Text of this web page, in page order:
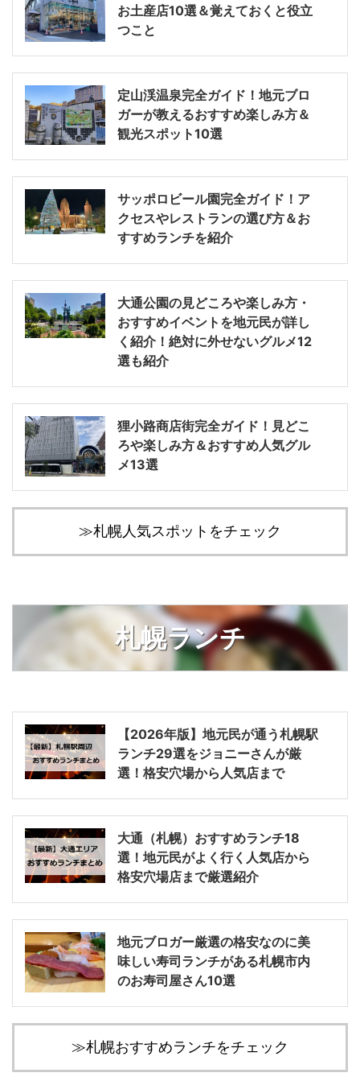
お土産店10選＆覚えておくと役立
つこと
定山渓温泉完全ガイド！地元ブロ
ガーが教えるおすすめ楽しみ方＆
観光スポット10選
サッポロビール園完全ガイド！ア
クセスやレストランの選び方＆お
すすめランチを紹介
大通公園の見どころや楽しみ方・
おすすめイベントを地元民が詳し
く紹介！絶対に外せないグルメ12
選も紹介
狸小路商店街完全ガイド！見どこ
ろや楽しみ方＆おすすめ人気グル
メ13選
≫札幌人気スポットをチェック
札幌ランチ
【2026年版】地元民が通う札幌駅
ランチ29選をジョニーさんが厳
選！格安穴場から人気店まで
大通（札幌）おすすめランチ18
選！地元民がよく行く人気店から
格安穴場店まで厳選紹介
地元ブロガー厳選の格安なのに美
味しい寿司ランチがある札幌市内
のお寿司屋さん10選
≫札幌おすすめランチをチェック